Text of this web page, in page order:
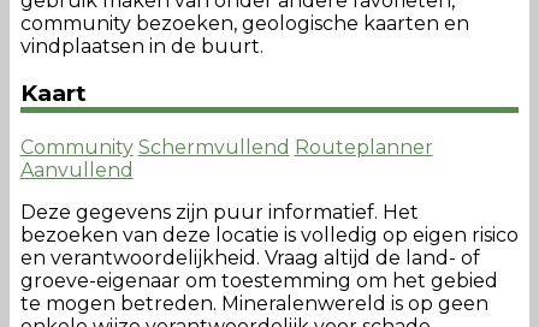
community bezoeken, geologische kaarten en
vindplaatsen in de buurt.
Kaart
Community Schermvullend Routeplanner
Aanvullend
Deze gegevens zijn puur informatief. Het
bezoeken van deze locatie is volledig op eigen risico
en verantwoordelijkheid. Vraag altijd de land- of
groeve-eigenaar om toestemming om het gebied
te mogen betreden. Mineralenwereld is op geen